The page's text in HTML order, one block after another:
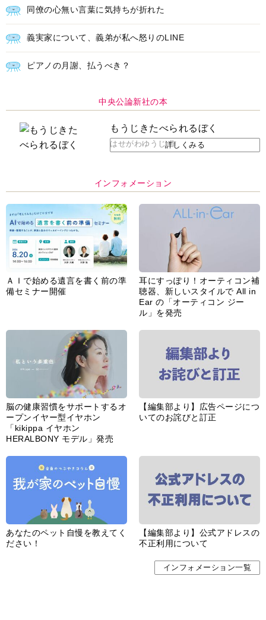
同僚の心無い言葉に気持ちが折れた
義実家について、義弟が私へ怒りのLINE
ピアノの月謝、払うべき？
中央公論新社の本
もうじきたべられるぼく
はせがわゆうじ 作詳しくみる
インフォメーション
ＡＩで始める遺言を書く前の準
備セミナー開催
耳にすっぽり！オーティコン補
聴器、新しいスタイルで All in
Ear の「オーティコン ジー
ル」を発売
脳の健康習慣をサポートするオ
ープンイヤー型イヤホン
「kikippa イヤホン
HERALBONY モデル」発売
【編集部より】広告ページにつ
いてのお詫びと訂正
あなたのペット自慢を教えてく
ださい！
【編集部より】公式アドレスの
不正利用について
インフォメーション一覧